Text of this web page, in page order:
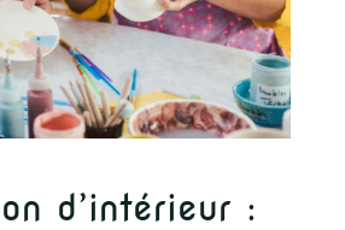
d’intérieur :